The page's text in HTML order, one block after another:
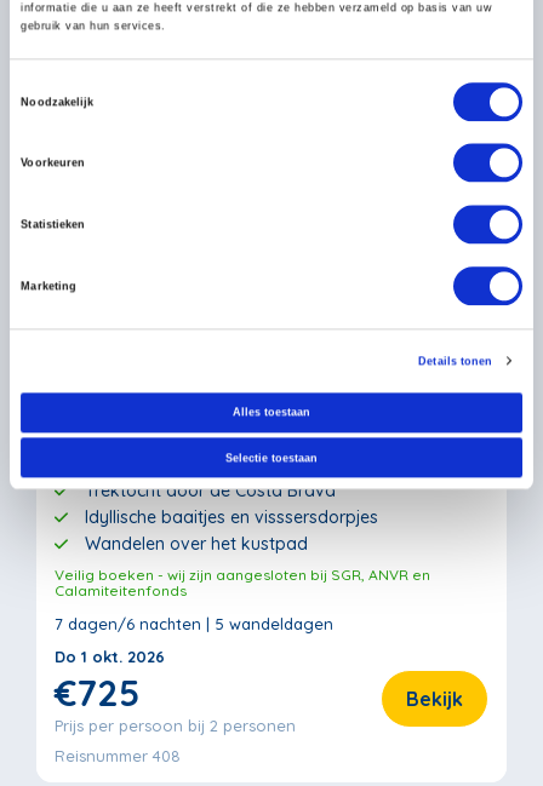
informatie die u aan ze heeft verstrekt of die ze hebben verzameld op basis van uw
gebruik van hun services.
Noodzakelijk
Voorkeuren
Statistieken
Marketing
Details tonen
Alles toestaan
Selectie toestaan
Prijs per persoon bij 2 personen
Trektocht Costa Brava
Toon kaart
Trektocht door de Costa Brava
Idyllische baaitjes en visssersdorpjes
Wandelen over het kustpad
Veilig boeken - wij zijn aangesloten bij SGR, ANVR en
Calamiteitenfonds
7 dagen/6 nachten | 5 wandeldagen
Do 1 okt. 2026
€725
Prijs per persoon bij 2 personen
Bekijk
Reisnummer 408